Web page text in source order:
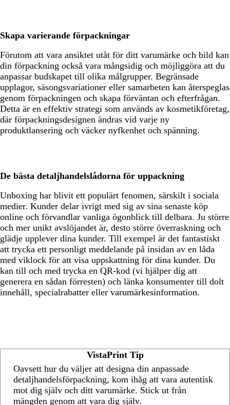
Skapa varierande förpackningar
Förutom att vara ansiktet utåt för ditt varumärke och bild kan
din förpackning också vara mångsidig och möjliggöra att du
anpassar budskapet till olika målgrupper. Begränsade
upplagor, säsongsvariationer eller samarbeten kan återspeglas
genom förpackningen och skapa förväntan och efterfrågan.
Detta är en effektiv strategi som används av kosmetikföretag,
där förpackningsdesignen ändras vid varje ny
produktlansering och väcker nyfkenhet och spänning.
De bästa detaljhandelslådorna för uppackning
Unboxing har blivit ett populärt fenomen, särskilt i sociala
medier. Kunder delar ivrigt med sig av sina senaste köp
online och förvandlar vanliga ögonblick till delbara. Ju större
och mer unikt avslöjandet är, desto större överraskning och
glädje upplever dina kunder. Till exempel är det fantastiskt
att trycka ett personligt meddelande på insidan av en låda
med viklock för att visa uppskattning för dina kunder. Du
kan till och med trycka en QR-kod (vi hjälper dig att
generera en sådan förresten) och länka konsumenter till dolt
innehåll, specialrabatter eller varumärkesinformation.
VistaPrint Tip
Oavsett hur du väljer att designa din anpassade
detaljhandelsförpackning, kom ihåg att vara autentisk
mot dig själv och ditt varumärke. Stick ut från
mängden genom att vara dig själv.